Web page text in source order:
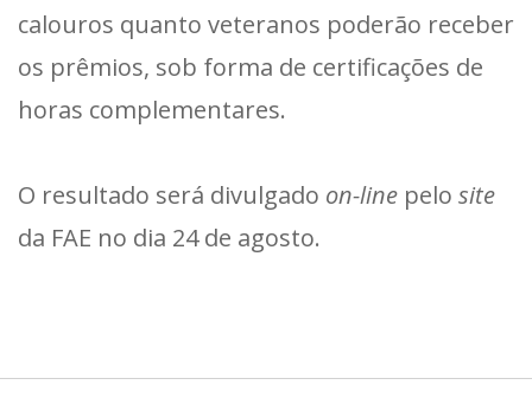
calouros quanto veteranos poderão receber
os prêmios, sob forma de certificações de
horas complementares.
O resultado será divulgado on-line pelo site
da FAE no dia 24 de agosto.